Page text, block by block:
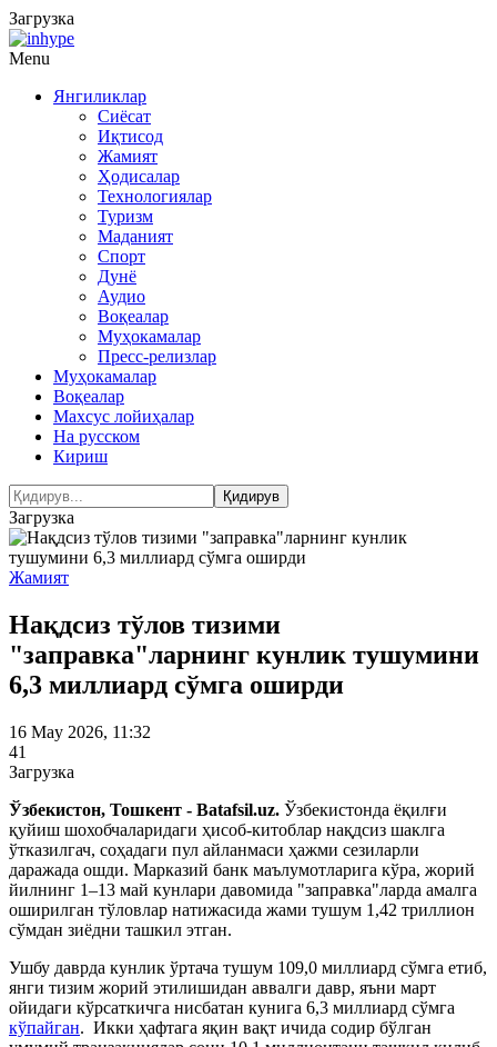
Загрузка
Menu
Янгиликлар
Сиёсат
Иқтисод
Жамият
Ҳодисалар
Технологиялар
Туризм
Маданият
Спорт
Дунё
Аудио
Воқеалар
Муҳокамалар
Пресс-релизлар
Муҳокамалар
Воқеалар
Махсус лойиҳалар
На русском
Кириш
Загрузка
Жамият
Нақдсиз тўлов тизими
"заправка"ларнинг кунлик тушумини
6,3 миллиард сўмга оширди
16 May 2026, 11:32
41
Загрузка
Ўзбекистон, Тошкент - Batafsil.uz. Ўзбекистонда ёқилғи
қуйиш шохобчаларидаги ҳисоб-китоблар нақдсиз шаклга
ўтказилгач, соҳадаги пул айланмаси ҳажми сезиларли
даражада ошди. Марказий банк маълумотларига кўра, жорий
йилнинг 1–13 май кунлари давомида "заправка"ларда амалга
оширилган тўловлар натижасида жами тушум 1,42 триллион
сўмдан зиёдни ташкил этган.
Ушбу даврда кунлик ўртача тушум 109,0 миллиард сўмга етиб,
янги тизим жорий этилишидан аввалги давр, яъни март
ойидаги кўрсаткичга нисбатан кунига 6,3 миллиард сўмга
кўпайган. Икки ҳафтага яқин вақт ичида содир бўлган